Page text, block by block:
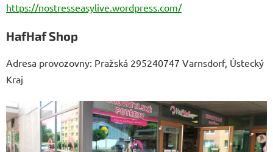
https://nostresseasylive.wordpress.com/
HafHaf Shop
Adresa provozovny: Pražská 295240747 Varnsdorf, Ústecký
Kraj